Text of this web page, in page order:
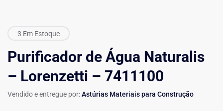
3 Em Estoque
Purificador de Água Naturalis
– Lorenzetti – 7411100
Vendido e entregue por:Astúrias Materiais para Construção